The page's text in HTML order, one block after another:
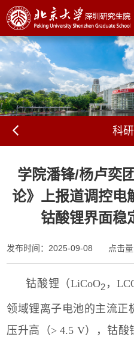
科
学院潘锋/杨卢奕
论》上报道调控电
钴酸锂界面稳
发布时间：2025-09-08 点击量
钴酸锂（LiCoO2，
领域锂离子电池的主流正
压升高（> 4.5 V），钴酸